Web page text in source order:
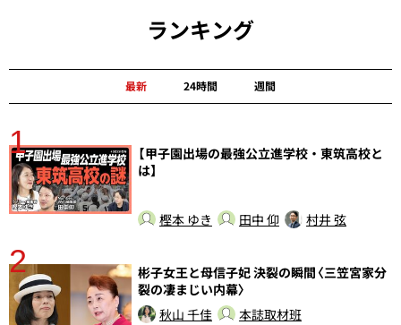
ランキング
最新 24時間 週間
1
【甲子園出場の最強公立進学校・東筑高校と
は】
樫本 ゆき 田中 仰 村井 弦
2
彬子女王と母信子妃 決裂の瞬間〈三笠宮家分
裂の凄まじい内幕〉
秋山 千佳
本誌取材班